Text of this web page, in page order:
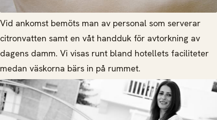
Vid ankomst bemöts man av personal som serverar
citronvatten samt en våt handduk för avtorkning av
dagens damm. Vi visas runt bland hotellets faciliteter
medan väskorna bärs in på rummet.